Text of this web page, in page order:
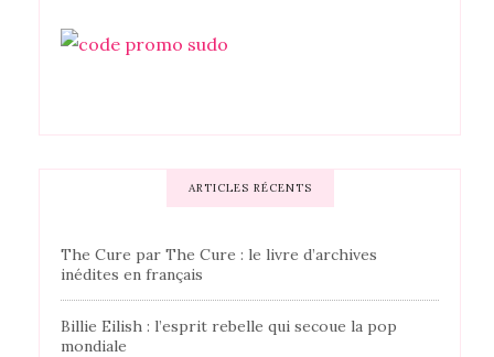
ARTICLES RÉCENTS
The Cure par The Cure : le livre d’archives
inédites en français
Billie Eilish : l’esprit rebelle qui secoue la pop
mondiale